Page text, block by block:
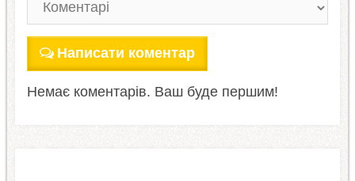
Написати коментар
Немає коментарів. Ваш буде першим!